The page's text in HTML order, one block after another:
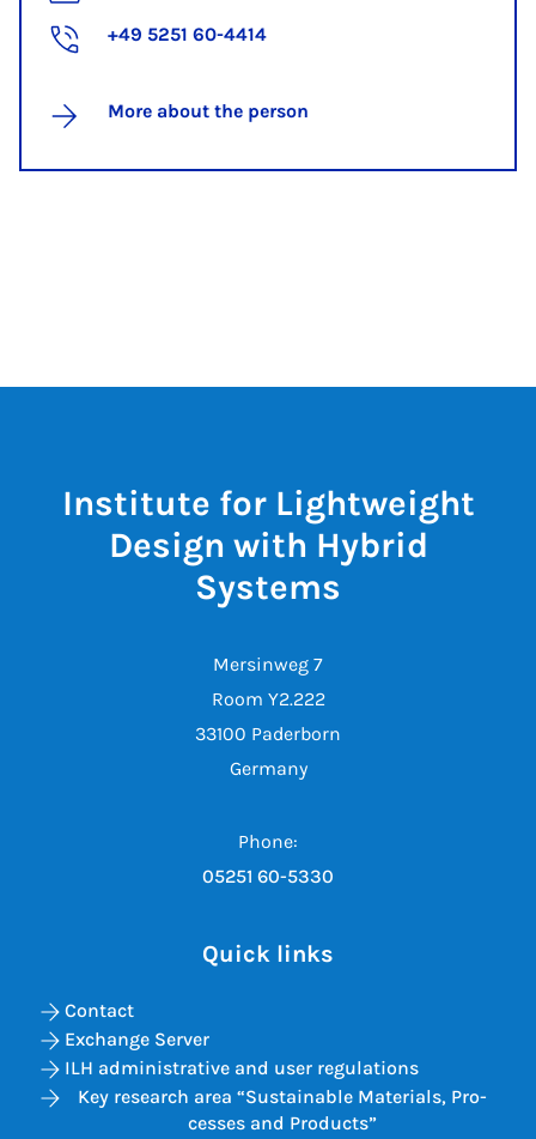
+49 5251 60-4414
More about the person
Institute for Lightweight
Design with Hybrid
Systems
Mersinweg 7
Room Y2.222
33100 Paderborn
Germany
Phone:
05251 60-5330
Quick links
Contact
Exchange Server
ILH administrative and user regulations
Key re­search area “Sus­tain­able Ma­ter­i­als, Pro­
cesses and Products”